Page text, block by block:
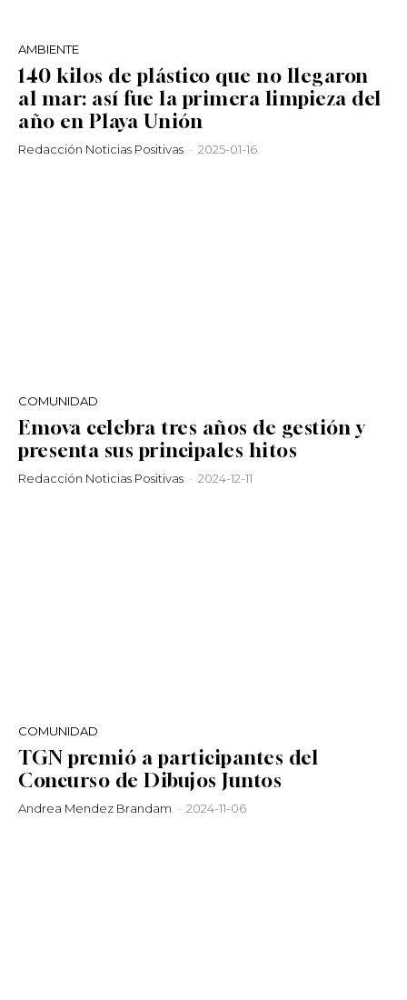
AMBIENTE
140 kilos de plástico que no llegaron
al mar: así fue la primera limpieza del
año en Playa Unión
Redacción Noticias Positivas - 2025-01-16
COMUNIDAD
Emova celebra tres años de gestión y
presenta sus principales hitos
Redacción Noticias Positivas - 2024-12-11
COMUNIDAD
TGN premió a participantes del
Concurso de Dibujos Juntos
Andrea Mendez Brandam - 2024-11-06